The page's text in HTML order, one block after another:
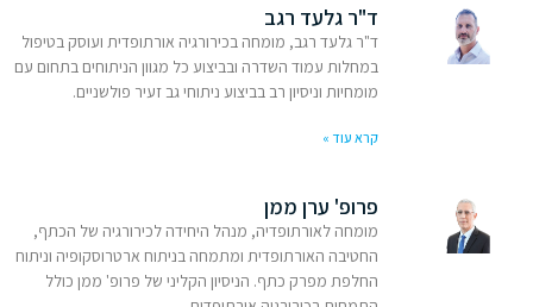
ד"ר גלעד רגב
ד"ר גלעד רגב, מומחה בכירורגיה אורתופדית ועוסק בטיפול
במחלות עמוד השדרה ובביצוע כל מגוון הניתוחים בתחום עם
מומחיות וניסיון רב בביצוע ניתוחי גב זעיר פולשניים.
קרא עוד »
פרופ' ערן ממן
מומחה לאורתופדיה, מנהל היחידה לכירורגיה של הכתף,
החטיבה האורתופדית ומתמחה בניתוח ארטרוסקופיה וניתוח
החלפת מפרק כתף. הניסיון הקליני של פרופ' ממן כולל